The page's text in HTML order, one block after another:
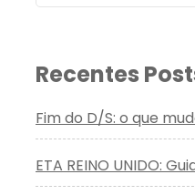
Recentes
Fim do D/S: o que
ETA REINO UNIDO: